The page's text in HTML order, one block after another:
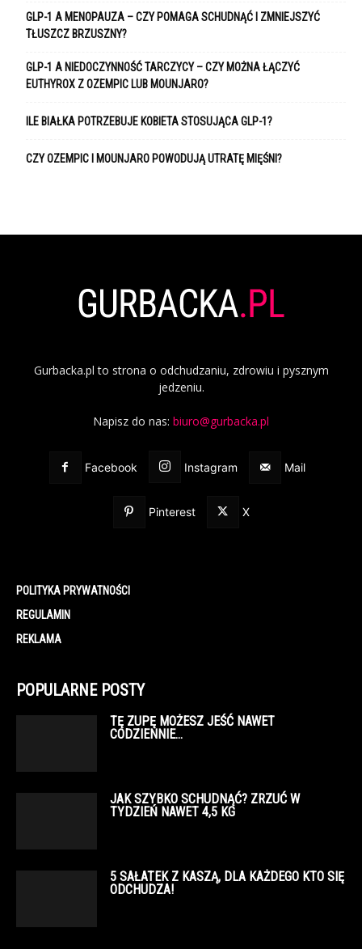
GLP-1 A MENOPAUZA – CZY POMAGA SCHUDNĄĆ I ZMNIEJSZYĆ
TŁUSZCZ BRZUSZNY?
GLP-1 A NIEDOCZYNNOŚĆ TARCZYCY – CZY MOŻNA ŁĄCZYĆ
EUTHYROX Z OZEMPIC LUB MOUNJARO?
ILE BIAŁKA POTRZEBUJE KOBIETA STOSUJĄCA GLP-1?
CZY OZEMPIC I MOUNJARO POWODUJĄ UTRATĘ MIĘŚNI?
Gurbacka.pl to strona o odchudzaniu, zdrowiu i pysznym
jedzeniu.
Napisz do nas: biuro@gurbacka.pl
Facebook Instagram Mail
Pinterest X
POLITYKA PRYWATNOŚCI
REGULAMIN
REKLAMA
POPULARNE POSTY
TĘ ZUPĘ MOŻESZ JEŚĆ NAWET
CODZIENNIE…
JAK SZYBKO SCHUDNĄĆ? ZRZUĆ W
TYDZIEŃ NAWET 4,5 KG
5 SAŁATEK Z KASZĄ, DLA KAŻDEGO KTO SIĘ
ODCHUDZA!